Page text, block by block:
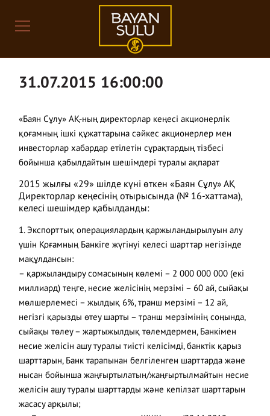
31.07.2015 16:00:00
«Баян Сұлу» АҚ-ның директорлар кеңесі акционерлік
қоғамның ішкі құжаттарына сәйкес акционерлер мен
инвесторлар хабардар етілетін сұрақтардың тізбесі
бойынша қабылдайтын шешімдері туралы ақпарат
2015 жылғы «29» шілде күні өткен «Баян Сұлу» АҚ
Директорлар кеңесінің отырысында (№ 16-хаттама),
келесі шешімдер қабылданды:
1. Экспорттық операциялардың қаржыландырылуын алу
үшін Қоғамның Банкіге жүгінуі келесі шарттар негізінде
мақұлдансын:
– қаржыландыру сомасының көлемі – 2 000 000 000 (екі
миллиард) теңге, несие желісінің мерзімі – 60 ай, сыйақы
мөлшерлемесі – жылдық 6%, транш мерзімі – 12 ай,
негізгі қарызды өтеу шарты – транш мерзімінің соңында,
сыйақы төлеу – жартыжылдық төлемдермен, Банкімен
несие желісін ашу туралы тиісті келісімді, банктік қарыз
шарттарын, Банк тарапынан белгіленген шарттарда және
нысан бойынша жаңғыртылатын/жаңғыртылмайтын несие
желісін ашу туралы шарттарды және кепілзат шарттарын
жасасу арқылы;